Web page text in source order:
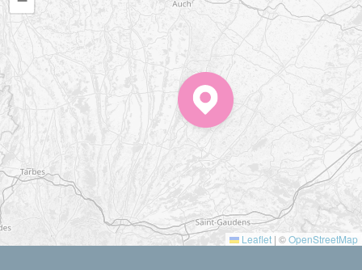
Leaflet | ©OpenStreetMap